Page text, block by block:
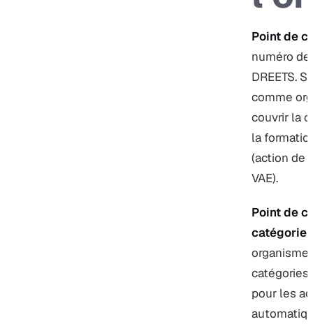
Point de
numéro
DREETS.
comme
couvrir la
la
(action de
VAE).
Point de
catégorie
organisme
catégories
pour les